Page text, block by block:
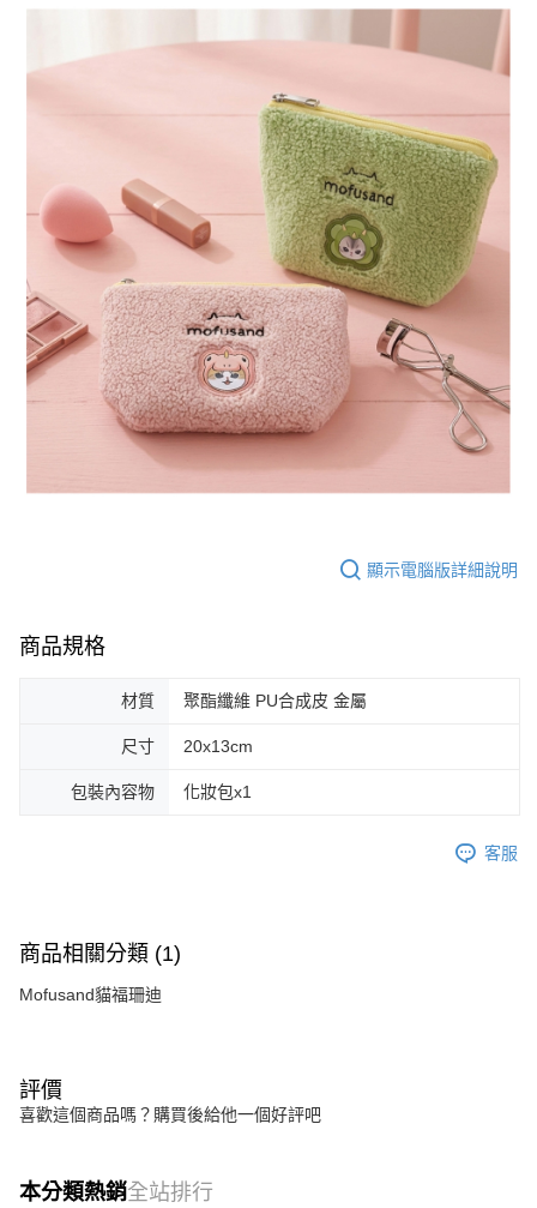
顯示電腦版詳細說明
商品規格
材質 聚酯纖維 PU合成皮 金屬
尺寸 20x13cm
包裝內容物 化妝包x1
客服
商品相關分類 (1)
Mofusand貓福珊迪
評價
喜歡這個商品嗎？購買後給他一個好評吧
本分類熱銷全站排行